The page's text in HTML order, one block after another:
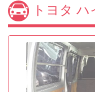
トヨタ ハ